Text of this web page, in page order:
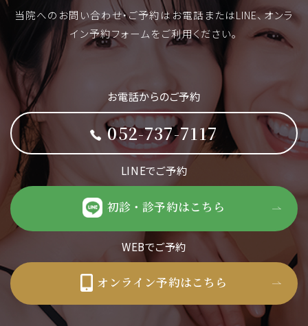
当院へのお問い合わせ・ご予約はお電話またはLINE、オンラ
イン予約フォームをご利用ください。
お電話からのご予約
052-737-7117
LINEでご予約
初診・診予約はこちら
WEBでご予約
オンライン予約はこちら